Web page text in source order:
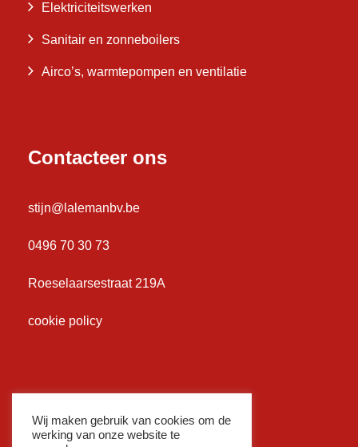
Elektriciteitswerken
Sanitair en zonneboilers
Airco’s, warmtepompen en ventilatie
Contacteer ons
stijn@lalemanbv.be
0496 70 30 73
Roeselaarsestraat 219A
cookie policy
Wij maken gebruik van cookies om de
werking van onze website te